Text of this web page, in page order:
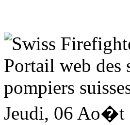
Jeudi, 06 Ao�t